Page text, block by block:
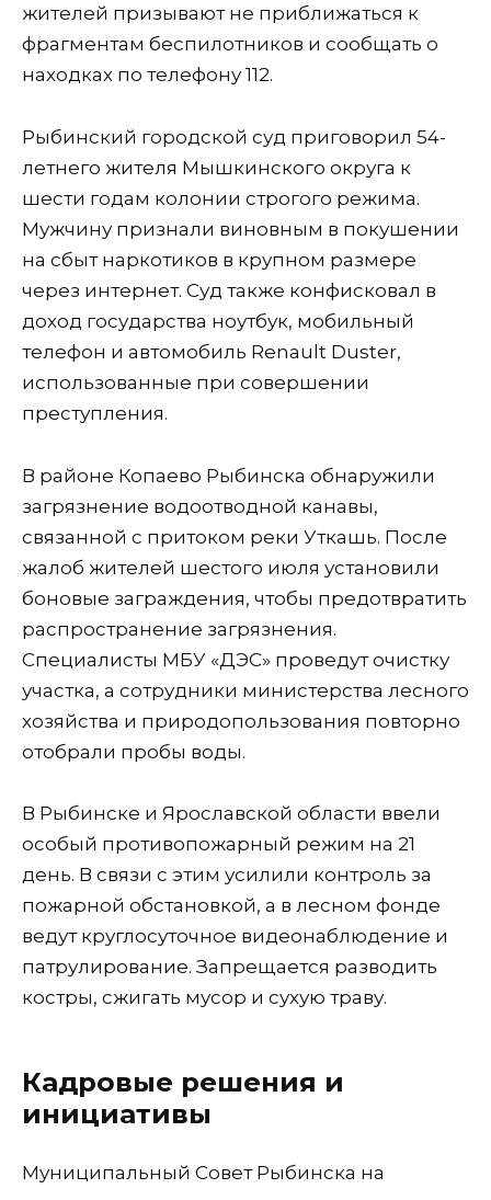
жителей призывают не приближаться к
фрагментам беспилотников и сообщать о
находках по телефону 112.
Рыбинский городской суд приговорил 54-
летнего жителя Мышкинского округа к
шести годам колонии строгого режима.
Мужчину признали виновным в покушении
на сбыт наркотиков в крупном размере
через интернет. Суд также конфисковал в
доход государства ноутбук, мобильный
телефон и автомобиль Renault Duster,
использованные при совершении
преступления.
В районе Копаево Рыбинска обнаружили
загрязнение водоотводной канавы,
связанной с притоком реки Уткашь. После
жалоб жителей шестого июля установили
боновые заграждения, чтобы предотвратить
распространение загрязнения.
Специалисты МБУ «ДЭС» проведут очистку
участка, а сотрудники министерства лесного
хозяйства и природопользования повторно
отобрали пробы воды.
В Рыбинске и Ярославской области ввели
особый противопожарный режим на 21
день. В связи с этим усилили контроль за
пожарной обстановкой, а в лесном фонде
ведут круглосуточное видеонаблюдение и
патрулирование. Запрещается разводить
костры, сжигать мусор и сухую траву.
Кадровые решения и
инициативы
Муниципальный Совет Рыбинска на